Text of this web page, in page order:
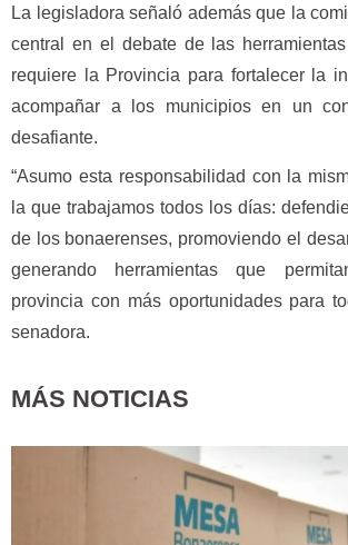
La legisladora señaló además que la
central en el debate de las
requiere la Provincia para fortalecer la
acompañar a los municipios en un
desafiante.
“Asumo esta responsabilidad con la
la que trabajamos todos los días:
de los bonaerenses, promoviendo el
generando herramientas que
provincia con más oportunidades para
senadora.
MÁS NOTICIAS